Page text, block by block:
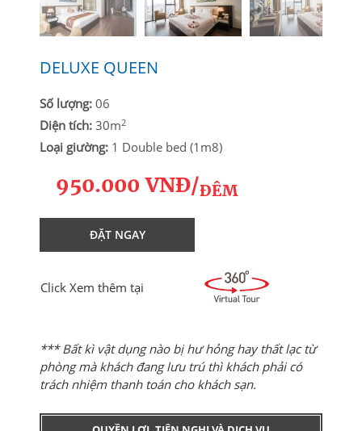
DELUXE QUEEN
Số lượng: 06
Diện tích: 30m2
Loại giường: 1 Double bed (1m8)
950.000 VNĐ/ĐÊM
ĐẶT NGAY
Click Xem thêm tại
*** Bất kì vật dụng nào bị hư hỏng hay thất lạc từ
phòng mà khách đang lưu trú thì khách phải có
trách nhiệm thanh toán cho khách sạn.